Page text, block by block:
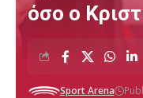
όσο ο
Sport Arena